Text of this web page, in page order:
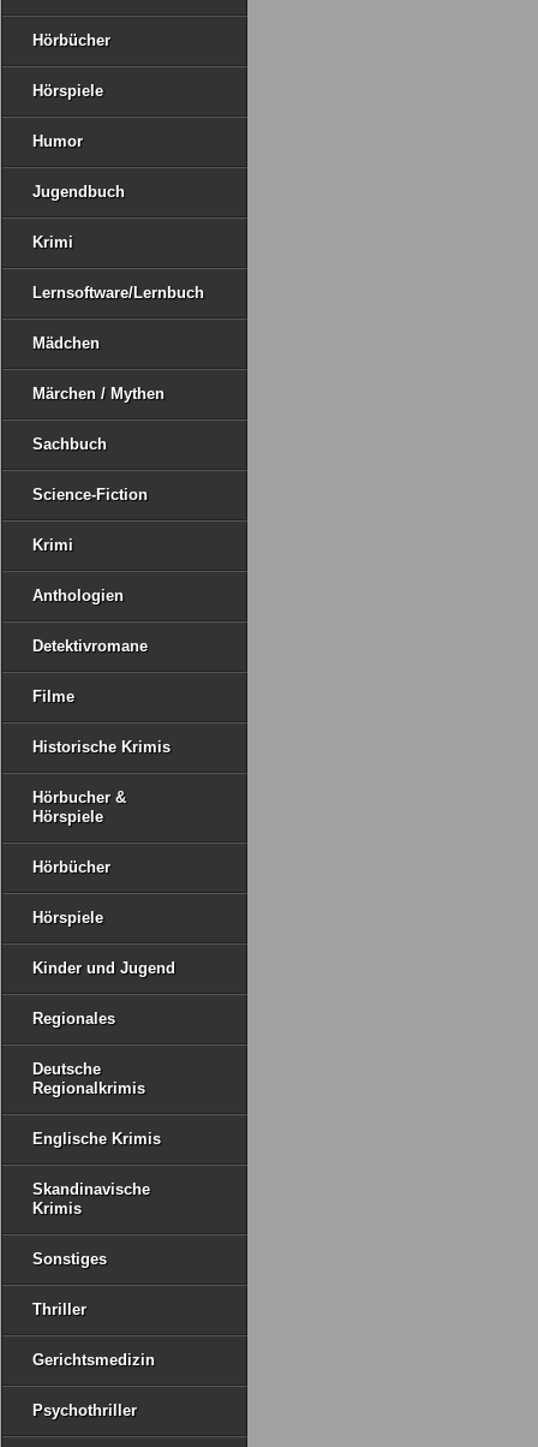
Hörbücher
Hörspiele
Humor
Jugendbuch
Krimi
Lernsoftware/Lernbuch
Mädchen
Märchen / Mythen
Sachbuch
Science-Fiction
Krimi
Anthologien
Detektivromane
Filme
Historische Krimis
Hörbucher &
Hörspiele
Hörbücher
Hörspiele
Kinder und Jugend
Regionales
Deutsche
Regionalkrimis
Englische Krimis
Skandinavische
Krimis
Sonstiges
Thriller
Gerichtsmedizin
Psychothriller